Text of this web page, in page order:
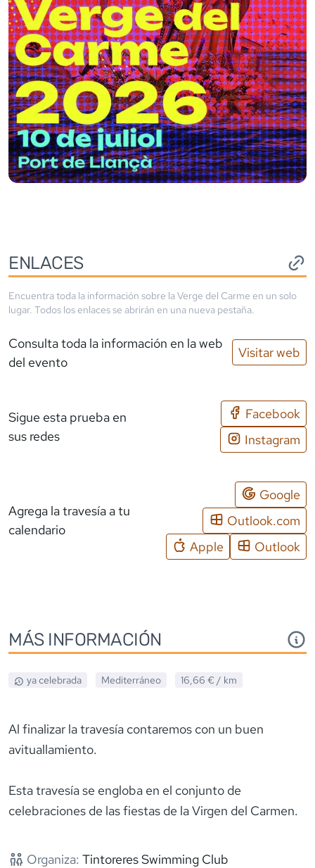
ENLACES
Encuentra toda la información sobre laVerge del Carme en un solo
lugar. Todos los enlaces se abrirán en una nueva pestaña.
Consulta toda la información en la web
del evento
Visitar web
Sigue esta prueba en
sus redes
Facebook
Instagram
Agrega la travesía a tu
calendario
Google
Outlook.com
Apple
Outlook
MÁS INFORMACIÓN
ya celebrada Mediterráneo 16,66 € / km
Al finalizar la travesía contaremos con un buen
avituallamiento.
Esta travesía se engloba en el conjunto de
celebraciones de las fiestas de la Virgen del Carmen.
Organiza: Tintoreres Swimming Club